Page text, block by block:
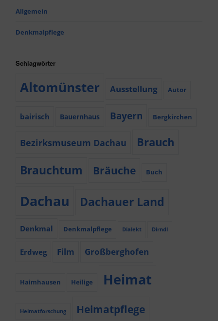
Allgemein
Denkmalpflege
Schlagwörter
Altomünster Ausstellung Autor
bairisch Bauernhaus Bayern Bergkirchen
Bezirksmuseum Dachau Brauch
Brauchtum Bräuche Buch
Dachau Dachauer Land
Denkmal Denkmalpflege Dialekt Dirndl
Erdweg Film Großberghofen
Haimhausen Heilige Heimat
Heimatforschung Heimatpflege